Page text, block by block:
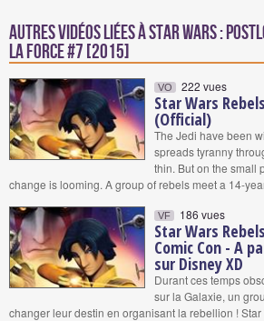
Autres vidéos liées à Star Wars :
la Force #7 [2015]
VO 222 vues
Star Wars
(Official)
The Jedi have been
spreads tyranny
thin. But on the small
change is looming. A group of rebels meet a 14-
VF 186 vues
Star Wars
Comic Con - A
sur Disney XD
Durant ces temps
sur la Galaxie, un
changer leur destin en organisant la rebellion ! Star